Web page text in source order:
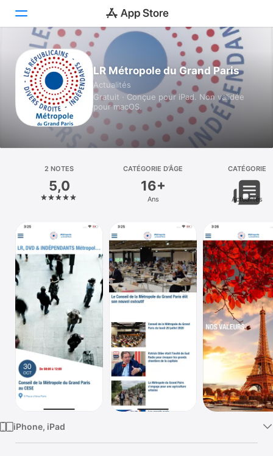
Aujourd’hui
Jeux
Apps
Arcade
Plateforme
iPhone
Mac
Vision
Watch
TV
LR Métropole du Grand Paris
Actualités
Gratuit · Conçue pour iPad. Non validée
pour macOS.
2 NOTES
5,0
CATÉGORIE D’ÂGE
16+
Ans
CATÉGORIE
Actualités
iPhone, iPad